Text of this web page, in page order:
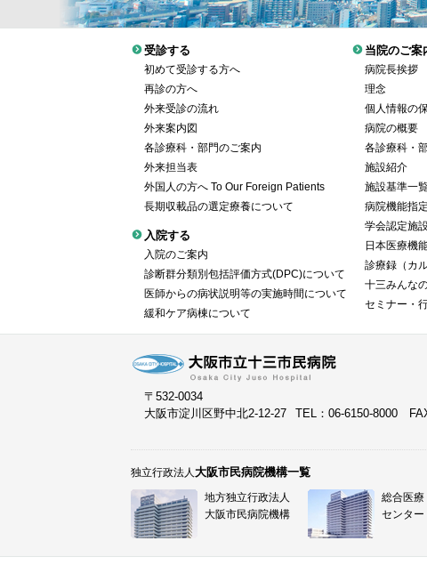
受診する
初めて受診する方へ
再診の方へ
外来受診の流れ
外来案内図
各診療科・部門のご案内
外来担当表
外国人の方へ To Our Foreign Patients
長期収載品の選定療養について
入院する
入院のご案内
診断群分類別包括評価方式(DPC)について
医師からの病状説明等の実施時間について
緩和ケア病棟について
当院のご案
病院長挨拶
理念
個人情報の
病院の概要
各診療科・
施設紹介
施設基準一
病院機能指
学会認定施
日本医療機
診療録（カ
十三みんな
セミナー・
〒532-0034
大阪市淀川区野中北2-12-27
TEL：06-6150-8000
独立行政法人 大阪市民病院機構一覧
地方独立行政法人
大阪市民病院機構
総合医療
センター